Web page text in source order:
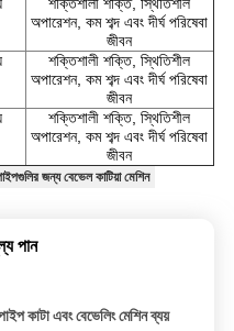
শক্তিশালী শক্তি, স্থিতিশীল
অপারেশন, কম শব্দ এবং দীর্ঘ পরিষেবা
জীবন
শক্তিশালী শক্তি, স্থিতিশীল
অপারেশন, কম শব্দ এবং দীর্ঘ পরিষেবা
জীবন
শক্তিশালী শক্তি, স্থিতিশীল
অপারেশন, কম শব্দ এবং দীর্ঘ পরিষেবা
জীবন
জন্য বেভেল কাটিয়া মেশিন
পান
কাটা এবং বেভেলিং মেশিন ব্যয়